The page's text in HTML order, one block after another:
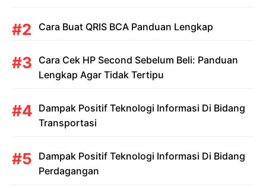
Cara Buat QRIS BCA Panduan Lengkap
Cara Cek HP Second Sebelum Beli: Panduan
Lengkap Agar Tidak Tertipu
Dampak Positif Teknologi Informasi Di Bidang
Transportasi
Dampak Positif Teknologi Informasi Di Bidang
Perdagangan